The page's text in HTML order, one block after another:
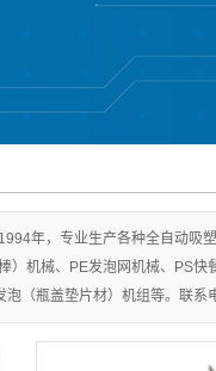
年，专业生产各种全自动吸
）机械、PE发泡网机械、PS
泡（瓶盖垫片材）机组等。联